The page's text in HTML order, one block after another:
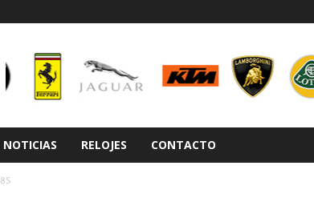
NOTICIAS RELOJES CONTACTO